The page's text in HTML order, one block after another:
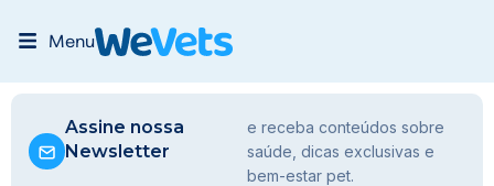
Menu
Assine nossa
Newsletter
e receba conteúdos sobre
saúde, dicas exclusivas e
bem-estar pet.